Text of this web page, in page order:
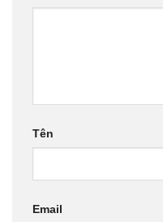
Tên
Email